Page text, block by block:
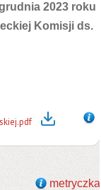
2023 roku
Komisji ds.
metryczka